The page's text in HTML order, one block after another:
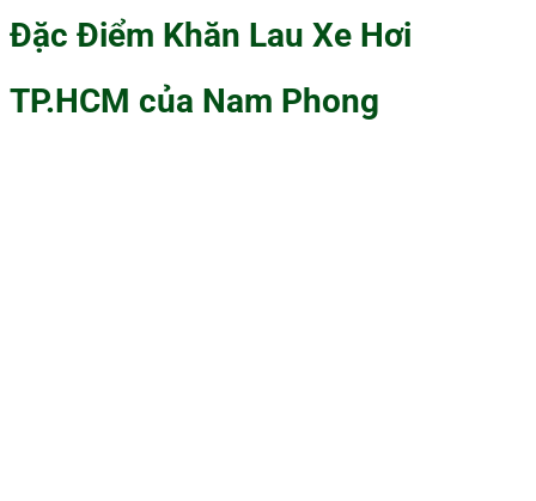
Đặc Điểm Khăn Lau Xe Hơi
TP.HCM của Nam Phong